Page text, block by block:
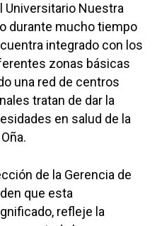
Universitario Nuestra
durante mucho tiempo
integrado con los
zonas básicas
una red de centros
tratan de dar la
en salud de la
de la Gerencia de
que esta
refleje la